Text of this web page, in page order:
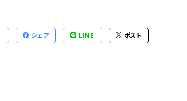
シェア LINE ポスト